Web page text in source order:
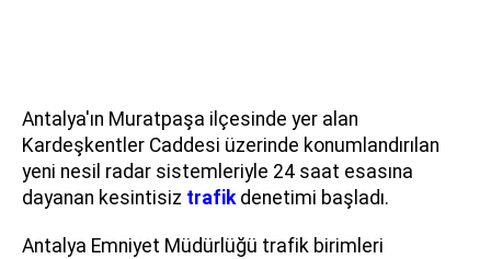
Antalya'ın Muratpaşa ilçesinde yer alan
Kardeşkentler Caddesi üzerinde konumlandırılan
yeni nesil radar sistemleriyle 24 saat esasına
dayanan kesintisiz trafik denetimi başladı.
Antalya Emniyet Müdürlüğü trafik birimleri